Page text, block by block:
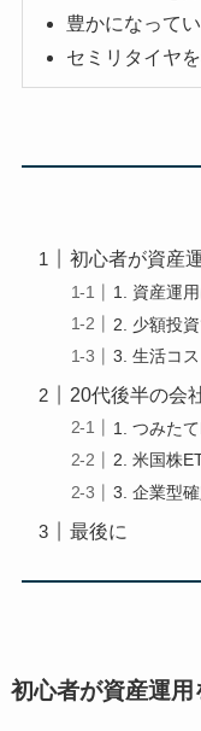
豊かになって
セミリタイヤ
初心者が資産
1. 資産運
2. 少額投
3. 生活コ
20代後半の会
1. つみた
2. 米国株
3. 企業型
最後に
初心者が資産運